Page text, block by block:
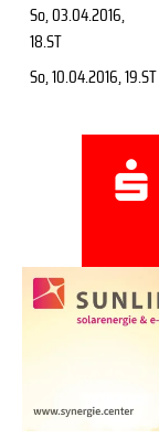
So, 03.04.2016,
18.ST
So, 10.04.2016, 19.ST